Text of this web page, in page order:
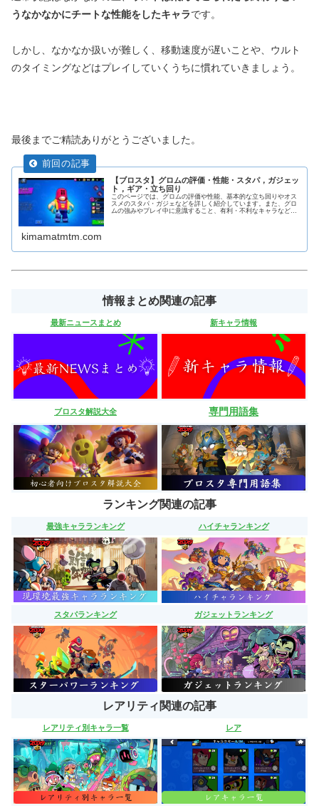
うなかなかにチートな性能をしたキャラです。
しかし、なかなか扱いが難しく、移動速度が遅いことや、ウルト
のタイミングなどはプレイしていくうちに慣れていきましょう。
最後までご精読ありがとうございました。
【ブロスタ】グロムの評価・性能・スタパ，ガジェッ
ト，ギア・立ち回り
このページでは、グロムの評価や性能、基本的な立ち回りやオス
スメのスタパ・ガジェなどを詳しく紹介しています。また、グロ
ムの強みやプレイ中に意識すること、有利・不利なキャラなどを
kimamatmtm.com
情報まとめ関連の記事
最新ニュースまとめ 新キャラ情報
ブロスタ解説大全 専門用語集
ランキング関連の記事
最強キャラランキング ハイチャランキング
スタパランキング ガジェットランキング
レアリティ関連の記事
レアリティ別キャラ一覧 レア